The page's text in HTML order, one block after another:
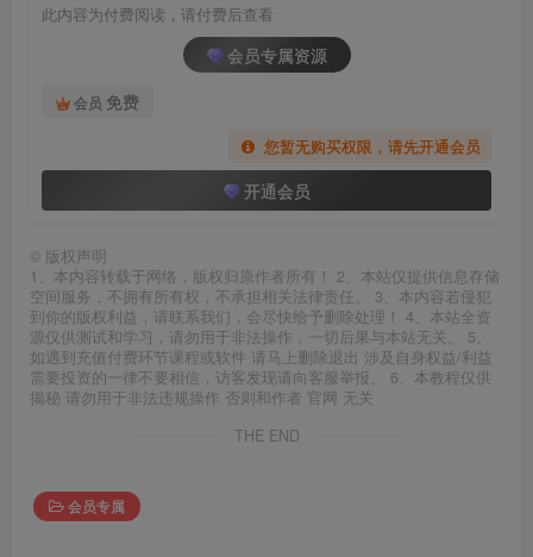
此内容为付费阅读，请付费后查看
会员专属资源
会员 免费
您暂无购买权限，请先开通会员
开通会员
© 版权声明
1、本内容转载于网络，版权归原作者所有！ 2、本站仅提供信息存储
空间服务，不拥有所有权，不承担相关法律责任。 3、本内容若侵犯
到你的版权利益，请联系我们，会尽快给予删除处理！ 4、本站全资
源仅供测试和学习，请勿用于非法操作，一切后果与本站无关。 5、
如遇到充值付费环节课程或软件 请马上删除退出 涉及自身权益/利益
需要投资的一律不要相信，访客发现请向客服举报。 6、本教程仅供
揭秘 请勿用于非法违规操作 否则和作者 官网 无关
THE END
会员专属